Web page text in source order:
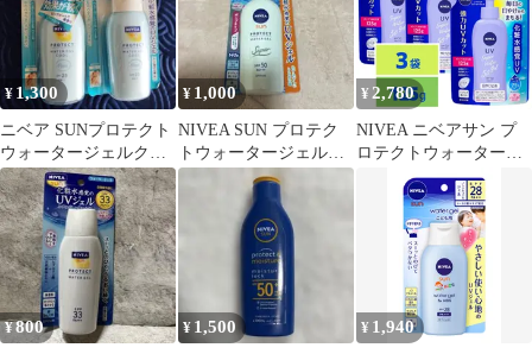
¥ 1,300
ニベア SUNプロテクト
ウォータージェルクー
ル 日焼け止め
¥ 1,000
NIVEA SUN プロテク
トウォータージェル
140g
¥ 2,780
NIVEA ニベアサン プ
ロテクトウォータージ
ェル SPF50/PA+++ つめ
かえ用 125g x3袋
¥800 ¥ 1,500 ¥ 1,940